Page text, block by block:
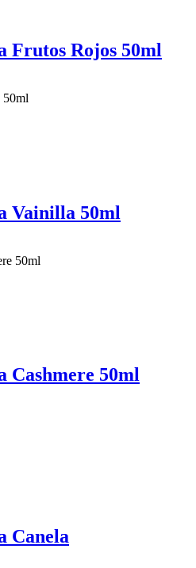
Frutos Rojos 50ml
Vainilla 50ml
Cashmere 50ml
Canela